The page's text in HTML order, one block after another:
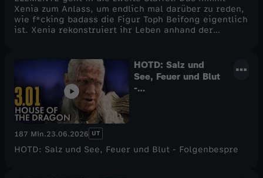
Xenia zum Anlass, um endlich mal darüber zu reden,
wie f*cking badass die Figur Toph Beifong eigentlich
ist. Xenia rekonstruiert ihr Leben anhand der
mehreren Comics. Außerdem erklärt sie, warum Toph
wahrscheinlich die mächtigste Erdbändigerin
überhaupt ist. All das erfahrt ihr hier in diesem
neuen Special auf CINEMA STRIKES BACK! Viel Spaß.
:)
HOTD: Salz und
See, Feuer und Blut
-
187 Min.23.06.2026 UT
HOTD: Salz und See, Feuer und Blut - Folgenbespre